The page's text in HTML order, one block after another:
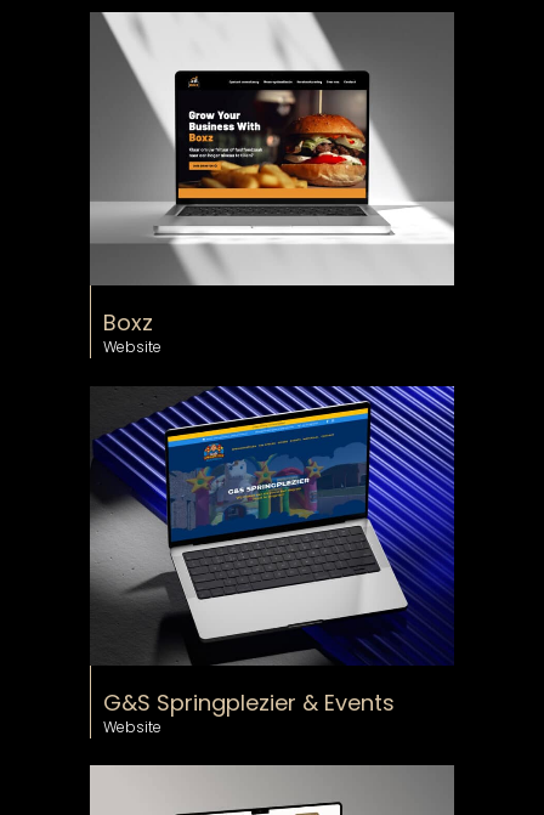
Boxz
Website
G&S Springplezier & Events
Website